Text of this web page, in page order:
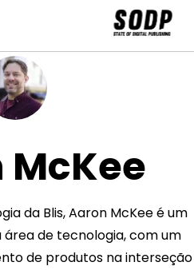
da Blis, Aaron McKee é um
de tecnologia, com um
de produtos na interseção